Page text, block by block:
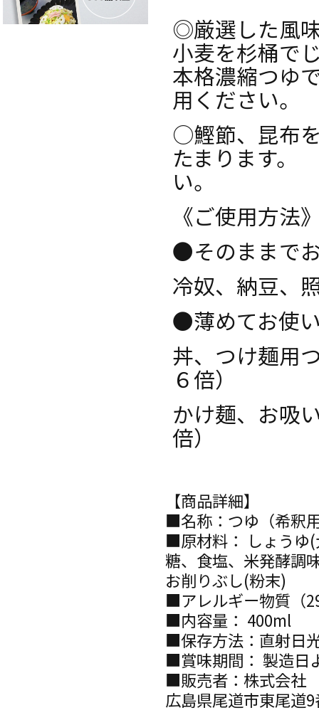
◎厳選した風
小麦を杉桶で
本格濃縮つゆ
用ください。
○鰹節、昆布
たまります。
い。
《ご使用方法
●そのまま
冷奴、納豆、
●薄めてお
丼、つけ麺用
６倍）
かけ麺、お吸
倍）
【商品詳細】
■名称：つゆ（希釈
■原材料： しょうゆ
糖、食塩、米発酵調
お削りぶし(粉末)
■アレルギー物質（
■内容量： 400ml
■保存方法：直射日
■賞味期間： 製造日
■販売者：株式
広島県尾道市東尾道